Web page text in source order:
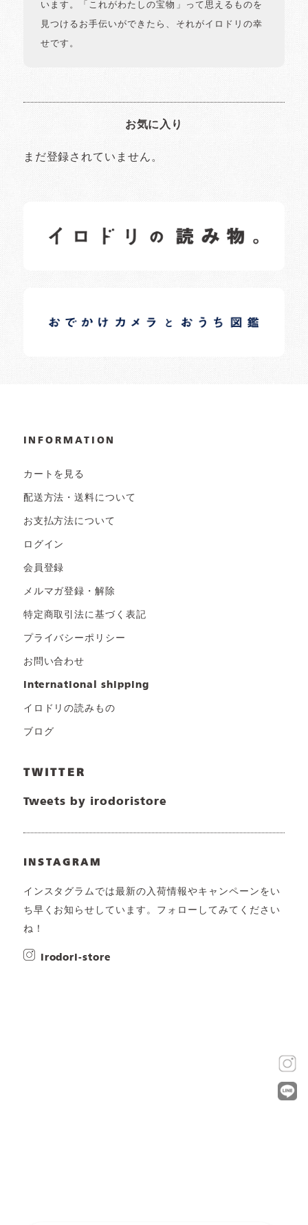
います。「これがわたしの宝物」って思えるものを
見つけるお手伝いができたら、それがイロドリの幸
せです。
お気に入り
まだ登録されていません。
日常の様子など随時更新中です。
日常の様子など随時更新中です。
INFORMATION
カートを見る
配送方法・送料について
お支払方法について
ログイン
会員登録
メルマガ登録・解除
特定商取引法に基づく表記
プライバシーポリシー
お問い合わせ
international shipping
イロドリの読みもの
ブログ
TWITTER
Tweets by irodoristore
INSTAGRAM
インスタグラムでは最新の入荷情報やキャンペーンをい
ち早くお知らせしています。フォローしてみてください
ね！
irodori-store